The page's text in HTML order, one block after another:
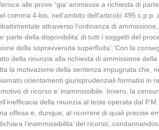
alle prove “gia’ ammesse a richiesta di
comma 4-bis, nell’ambito dell’articolo 495
attraverso l’ordinanza di
parte della disponibilita’ di tutti i soggetti del
della sopravvenuta superfluita’. Con la
della rinunzia alla richiesta di ammissione
la motivazione della sentenza impugnata
orientamenti giurisprudenziali formatisi in
di ricorso e’ inammissibile. Invero, la
della rinunzia al teste operata dal
offesa e, dunque, al ricorrere di quali precise
l’inammissibilita’ del ricorso,